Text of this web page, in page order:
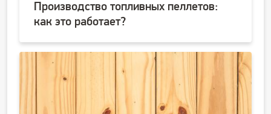
Производство топливных пеллетов:
как это работает?